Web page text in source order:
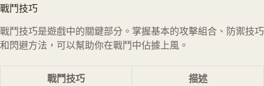
戰鬥技巧
戰鬥技巧是遊戲中的關鍵部分。掌握基本的攻擊組合、防禦技巧
和閃避方法，可以幫助你在戰鬥中佔據上風。
戰鬥技巧 描述